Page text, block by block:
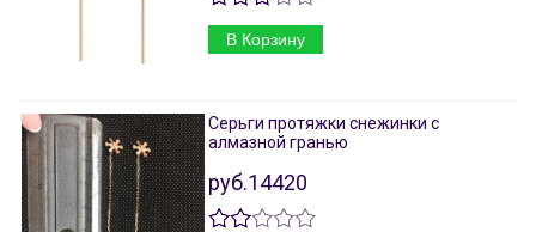
В Корзину
Серьги протяжки снежинки с
алмазной гранью
руб.14420